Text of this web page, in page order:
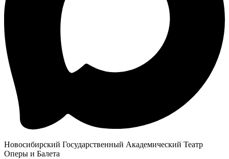
Новосибирский Государственный Академический Театр
Оперы и Балета